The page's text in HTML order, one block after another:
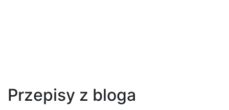
Przepisy z bloga